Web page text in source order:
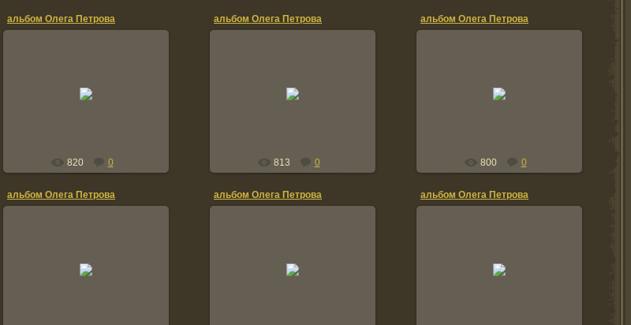
альбом Олега Петрова
820 0
альбом Олега Петрова
813 0
альбом Олега Петрова
800 0
альбом Олега Петрова альбом Олега Петрова альбом Олега Петрова